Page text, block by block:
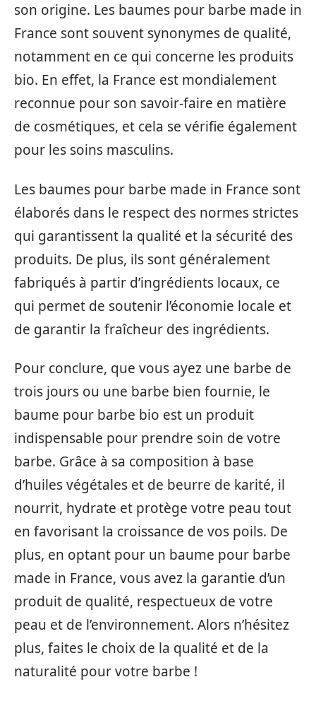
son origine. Les baumes pour barbe made in
France sont souvent synonymes de qualité,
notamment en ce qui concerne les produits
bio. En effet, la France est mondialement
reconnue pour son savoir-faire en matière
de cosmétiques, et cela se vérifie également
pour les soins masculins.
Les baumes pour barbe made in France sont
élaborés dans le respect des normes strictes
qui garantissent la qualité et la sécurité des
produits. De plus, ils sont généralement
fabriqués à partir d’ingrédients locaux, ce
qui permet de soutenir l’économie locale et
de garantir la fraîcheur des ingrédients.
Pour conclure, que vous ayez une barbe de
trois jours ou une barbe bien fournie, le
baume pour barbe bio est un produit
indispensable pour prendre soin de votre
barbe. Grâce à sa composition à base
d’huiles végétales et de beurre de karité, il
nourrit, hydrate et protège votre peau tout
en favorisant la croissance de vos poils. De
plus, en optant pour un baume pour barbe
made in France, vous avez la garantie d’un
produit de qualité, respectueux de votre
peau et de l’environnement. Alors n’hésitez
plus, faites le choix de la qualité et de la
naturalité pour votre barbe !